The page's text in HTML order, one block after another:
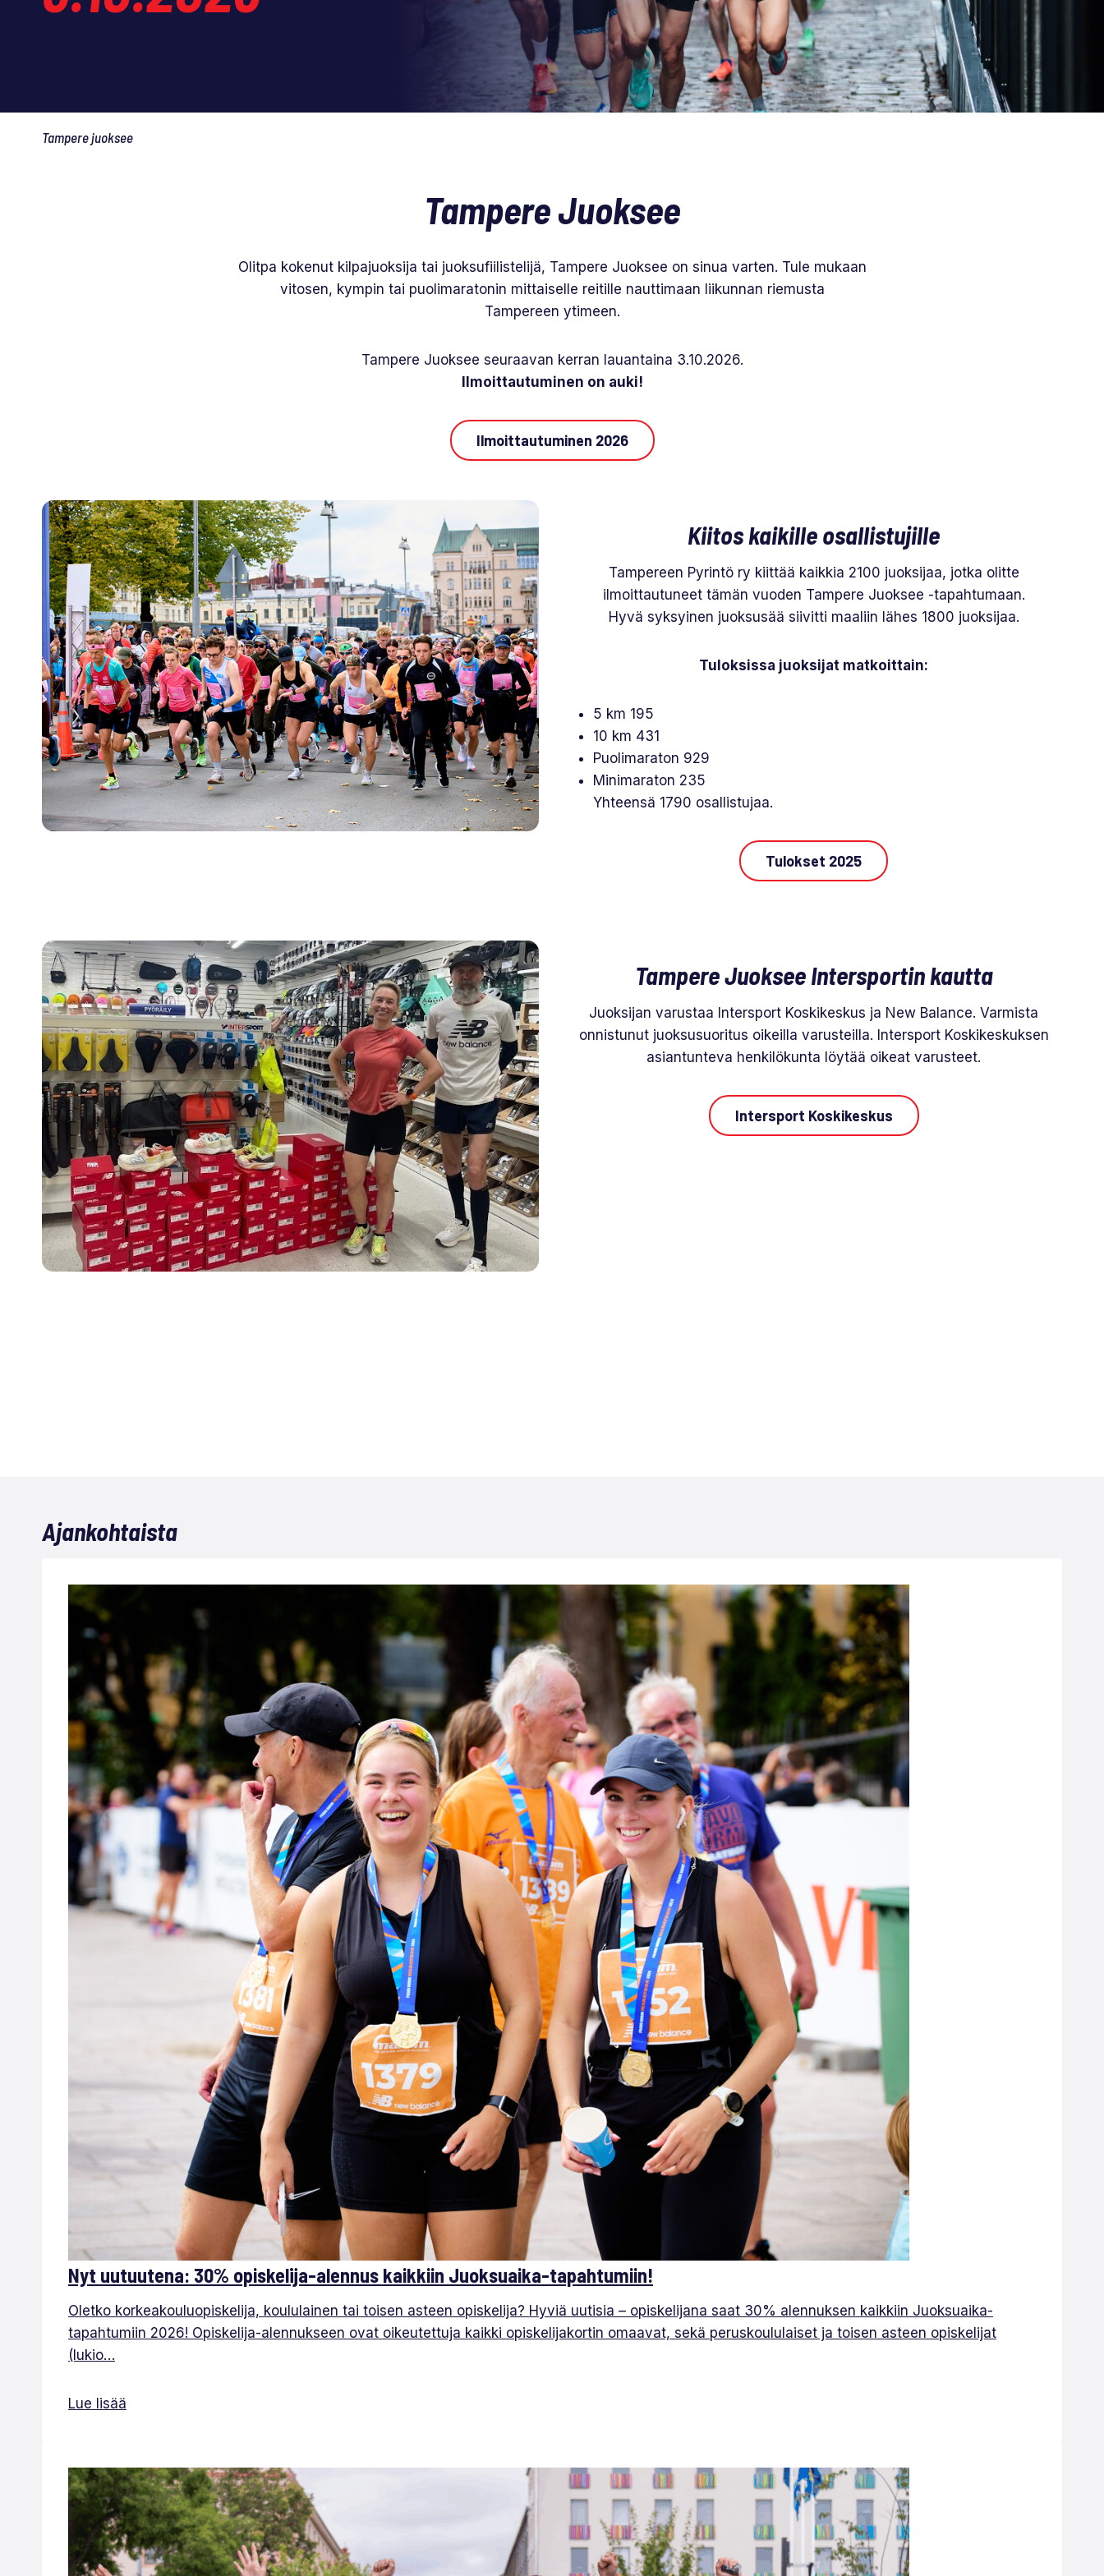
Tampere juoksee
Tampere Juoksee
Olitpa kokenut kilpajuoksija tai juoksufiilistelijä, Tampere Juoksee on sinua varten. Tule mukaan
vitosen, kympin tai puolimaratonin mittaiselle reitille nauttimaan liikunnan riemusta
Tampereen ytimeen.
Tampere Juoksee seuraavan kerran lauantaina 3.10.2026.
Ilmoittautuminen on auki!
Ilmoittautuminen 2026
Kiitos kaikille osallistujille
Tampereen Pyrintö ry kiittää kaikkia 2100 juoksijaa, jotka olitte
ilmoittautuneet tämän vuoden Tampere Juoksee -tapahtumaan.
Hyvä syksyinen juoksusää siivitti maaliin lähes 1800 juoksijaa.
Tuloksissa juoksijat matkoittain:
5 km 195
10 km 431
Puolimaraton 929
Minimaraton 235
Yhteensä 1790 osallistujaa.
Tulokset 2025
Tampere Juoksee Intersportin kautta
Juoksijan varustaa Intersport Koskikeskus ja New Balance. Varmista
onnistunut juoksusuoritus oikeilla varusteilla. Intersport Koskikeskuksen
asiantunteva henkilökunta löytää oikeat varusteet.
Intersport Koskikeskus
Ajankohtaista
Nyt uutuutena: 30% opiskelija-alennus kaikkiin Juoksuaika-tapahtumiin!
Oletko korkeakouluopiskelija, koululainen tai toisen asteen opiskelija? Hyviä uutisia – opiskelijana saat 30% alennuksen kaikkiin Juoksuaika-
tapahtumiin 2026! Opiskelija-alennukseen ovat oikeutettuja kaikki opiskelijakortin omaavat, sekä peruskoululaiset ja toisen asteen opiskelijat
(lukio…
Lue lisää